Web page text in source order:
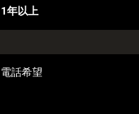
1年以上
電話希望